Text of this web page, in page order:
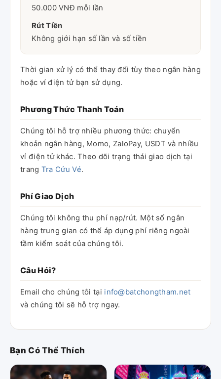
50.000 VNĐ mỗi lần
Rút Tiền
Không giới hạn số lần và số tiền
Thời gian xử lý có thể thay đổi tùy theo ngân hàng
hoặc ví điện tử bạn sử dụng.
Phương Thức Thanh Toán
Chúng tôi hỗ trợ nhiều phương thức: chuyển
khoản ngân hàng, Momo, ZaloPay, USDT và nhiều
ví điện tử khác. Theo dõi trạng thái giao dịch tại
trang Tra Cứu Vé.
Phí Giao Dịch
Chúng tôi không thu phí nạp/rút. Một số ngân
hàng trung gian có thể áp dụng phí riêng ngoài
tầm kiểm soát của chúng tôi.
Câu Hỏi?
Email cho chúng tôi tại info@batchongtham.net
và chúng tôi sẽ hỗ trợ ngay.
Bạn Có Thể Thích